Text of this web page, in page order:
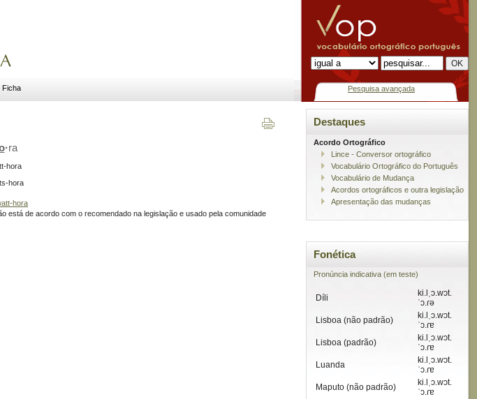
Ficha Pesquisa avançada
·ra
hora
hora
hora
está de acordo com o recomendado na legislação e usado pela comunidade
Destaques
Acordo Ortográfico
Lince - Conversor ortográfico
Vocabulário Ortográfico do Português
Vocabulário de Mudança
Acordos ortográficos e outra legislação
Apresentação das mudanças
Fonética
Pronúncia indicativa (em teste)
Díli
ki.lˌɔ.wɔt.
ˈɔ.ɾə
Lisboa (não padrão)
ki.lˌɔ.wɔt.
ˈɔ.ɾɐ
Lisboa (padrão)
ki.lˌɔ.wɔt.
ˈɔ.ɾɐ
Luanda
ki.lˌɔ.wɔt.
ˈɔ.ɾɐ
Maputo (não padrão)
ki.lˌɔ.wɔt.
ˈɔ.ɾɐ